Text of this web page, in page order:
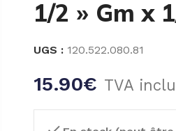
1/2 » Gm x
UGS : 120.522.080.81
15.90€ TVA